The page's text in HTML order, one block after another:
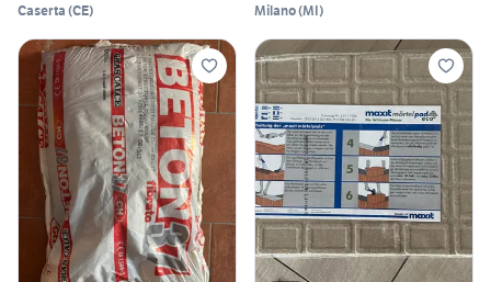
Caserta (CE) Milano(MI)